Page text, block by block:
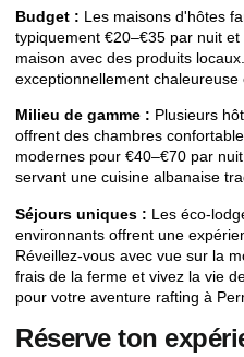
Budget : Les maisons d'hôtes
typiquement €20–€35 par nuit
maison avec des produits
exceptionnellement chaleureuse
Milieu de gamme : Plusieurs
offrent des chambres
modernes pour €40–€70 par
servant une cuisine albanaise
Séjours uniques : Les éco-
environnants offrent une
Réveillez-vous avec vue sur la
frais de la ferme et vivez la vie
pour votre aventure rafting à
Réserve ton